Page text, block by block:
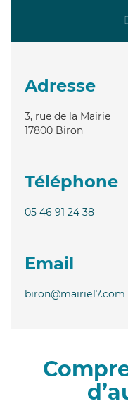
Adresse
3, rue de la Mairie
17800 Biron
Téléphone
05 46 91 24 38
Email
biron@mairie17.com